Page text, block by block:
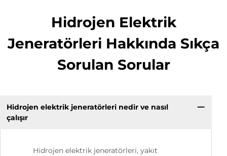
Hidrojen Elektrik
Jeneratörleri Hakkında Sıkça
Sorulan Sorular
Hidrojen elektrik jeneratörleri nedir ve nasıl
çalışır
Hidrojen elektrik jeneratörleri, yakıt